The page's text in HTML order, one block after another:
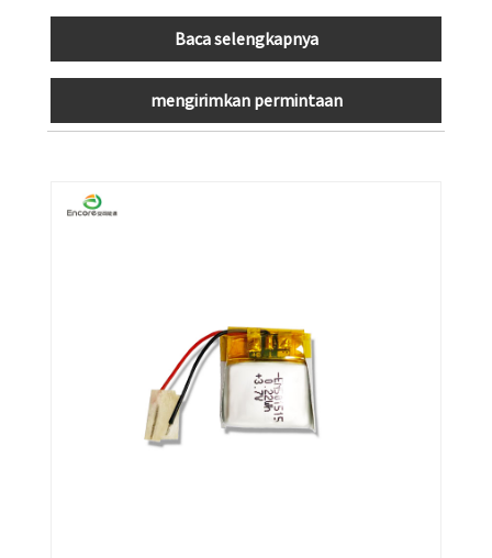
Baca selengkapnya
mengirimkan permintaan